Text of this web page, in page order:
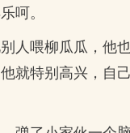
呵。
人喂柳瓜瓜，他
就特别高兴，自